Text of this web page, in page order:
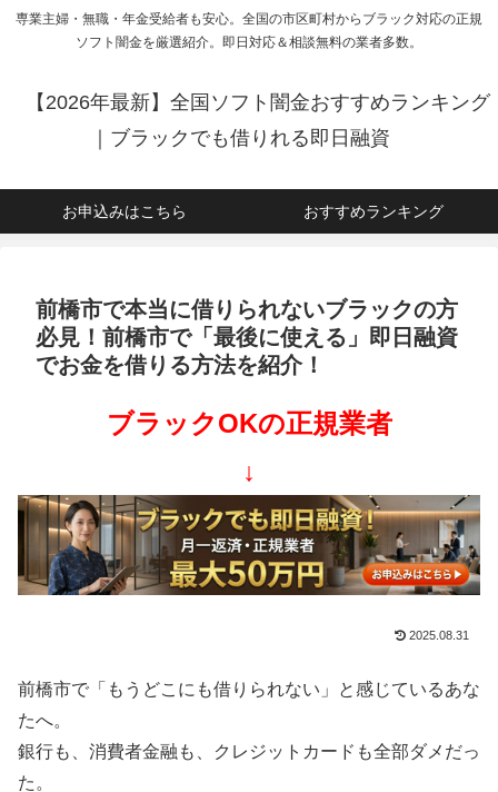
専業主婦・無職・年金受給者も安心。全国の市区町村からブラック対応の正規
ソフト闇金を厳選紹介。即日対応＆相談無料の業者多数。
【2026年最新】全国ソフト闇金おすすめランキング
｜ブラックでも借りれる即日融資
お申込みはこちら おすすめランキング
前橋市で本当に借りられないブラックの方
必見！前橋市で「最後に使える」即日融資
でお金を借りる方法を紹介！
ブラックOKの正規業者
↓
2025.08.31
前橋市で「もうどこにも借りられない」と感じているあな
たへ。
銀行も、消費者金融も、クレジットカードも全部ダメだっ
た。